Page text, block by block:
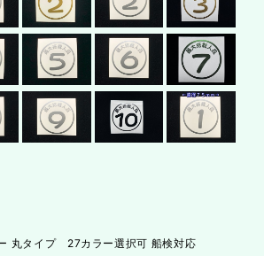
丸タイプ 27カラー選択可 船検対応